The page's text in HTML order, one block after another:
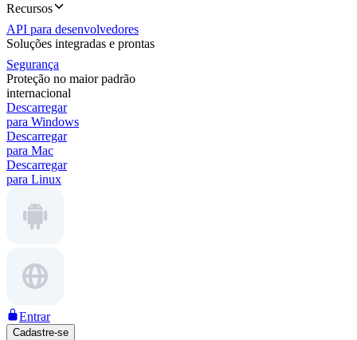
Recursos
API para desenvolvedores
Soluções integradas e prontas
Segurança
Proteção no maior padrão
internacional
Descarregar
para Windows
Descarregar
para Mac
Descarregar
para Linux
Entrar
Cadastre-se